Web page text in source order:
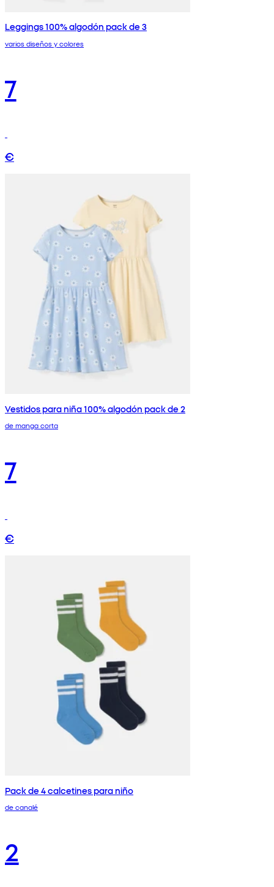
Leggings 100% algodón pack de 3
varios diseños y colores
7
€
Vestidos para niña 100% algodón pack de 2
de manga corta
7
€
Pack de 4 calcetines para niño
de canalé
2